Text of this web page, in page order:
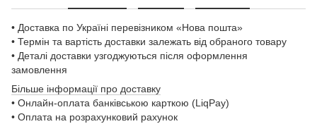
• Доставка по Україні перевізником «Нова пошта»
• Термін та вартість доставки залежать від обраного товару
• Деталі доставки узгоджуються після оформлення
замовлення
Більше інформації про доставку
• Онлайн-оплата банківською карткою (LiqPay)
• Оплата на розрахунковий рахунок